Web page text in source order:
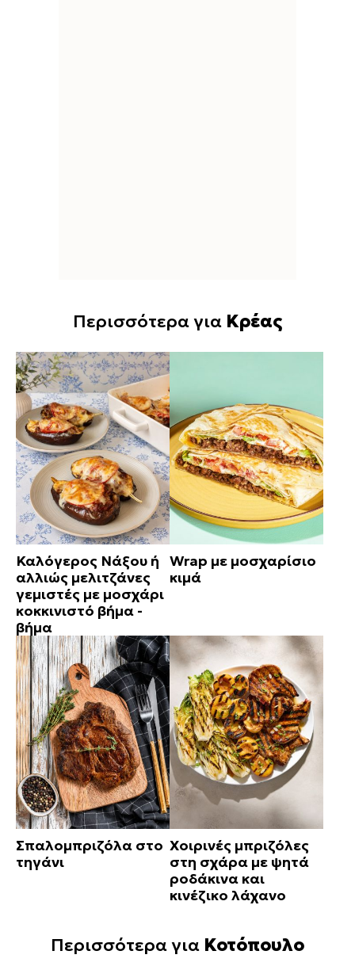
Περισσότερα για Κρέας
Καλόγερος Νάξου ή
αλλιώς μελιτζάνες
γεμιστές με μοσχάρι
κοκκινιστό βήμα -
βήμα
Wrap με μοσχαρίσιο
κιμά
Σπαλομπριζόλα στο
τηγάνι
Χοιρινές μπριζόλες
στη σχάρα με ψητά
ροδάκινα και
κινέζικο λάχανο
Περισσότερα για Κοτόπουλο